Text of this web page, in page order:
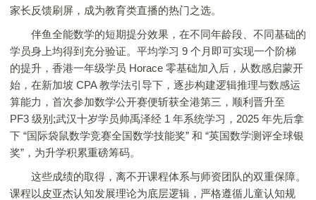
家长反馈刷屏，成为教育类直播的热门之选。
伴鱼全能数学的短期提分效果，在不同年龄段、不同基础的
学员身上均得到充分验证。平均学习 9 个月即可实现一个阶梯
的提升，香港一年级学员 Horace 零基础加入后，从数感启蒙开
始，在新加坡 CPA 教学法引导下，逐步构建逻辑推理与数感运
算能力，首次参加数学公开赛便斩获全港第三，顺利晋升至
PF3 级别;武汉十岁学员帅禹泽经 1 年系统学习，2025 年先后拿
下 “国际袋鼠数学竞赛全国数学技能奖” 和 “英国数学测评全球银
奖”，为升学积累重磅筹码。
这些成绩的取得，离不开课程体系与师资团队的双重保障。
课程以皮亚杰认知发展理论为底层逻辑，严格遵循儿童认知规